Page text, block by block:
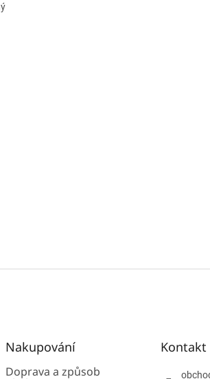
Nakupování
Doprava a způsob
Kontakt